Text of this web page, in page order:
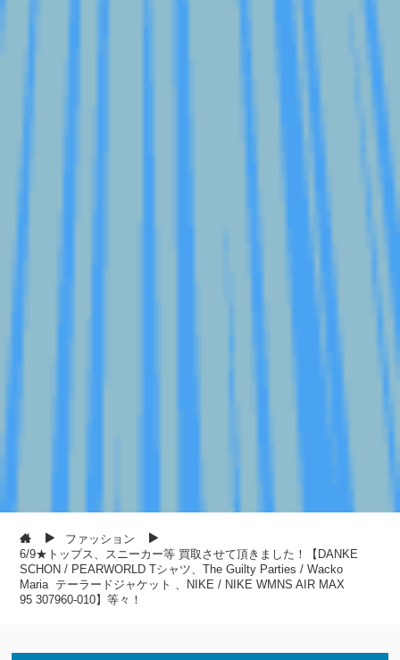
ファッション
6/9★トップス、スニーカー等 買取させて頂きました！【DANKE
SCHON / PEARWORLD Tシャツ、The Guilty Parties / Wacko
Maria テーラードジャケット 、NIKE / NIKE WMNS AIR MAX
95 307960-010】等々！